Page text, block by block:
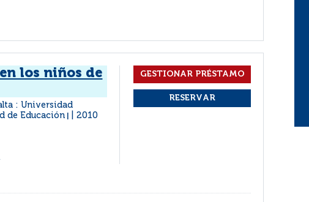
los niños de
: Universidad
de Educación
2010